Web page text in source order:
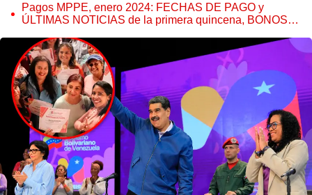
Pagos MPPE, enero 2024: FECHAS DE PAGO y
ÚLTIMAS NOTICIAS de la primera quincena, BONOS y